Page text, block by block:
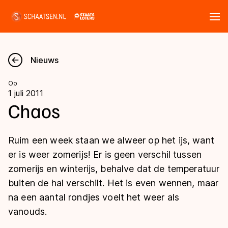
Nieuws
Kalender
Marathon
Langebaan
Inlineskaten
Uitslagen
Langebaan
Shorttrack
Tijden & historie
Nieuws
Op
1 juli 2011
Chaos
Ruim een week staan we alweer op het ijs, want
er is weer zomerijs! Er is geen verschil tussen
zomerijs en winterijs, behalve dat de temperatuur
buiten de hal verschilt. Het is even wennen, maar
na een aantal rondjes voelt het weer als
vanouds.